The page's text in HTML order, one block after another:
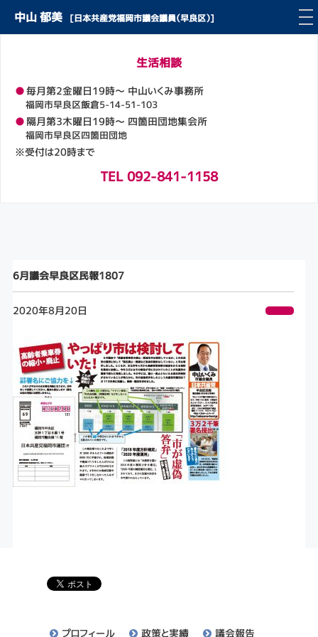
中山 郁美 [日本共産党福岡市議会議員（早良区）]
生活相談
●毎月第2金曜日19時～ 中山いくみ事務所
福岡市早良区飯倉5-14-51-103
● 隔月第3木曜日19時～ 四箇田団地集会所
福岡市早良区四箇田団地
※受付は20時まで
TEL 092-841-1158
6月議会早良区民報1807
2020年8月20日
プロフィール 政策と実績 議会報告